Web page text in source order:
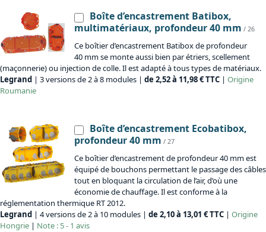
Boîte d’encastrement Batibox,
multimatériaux, profondeur 40 mm / 26
Ce boîtier d’encastrement Batibox de profondeur
40 mm se monte aussi bien par étriers, scellement
(maçonnerie) ou injection de colle. Il est adapté à tous types de matériaux.
Legrand | 3 versions de 2 à 8 modules | de 2,52 à 11,98 € TTC | Origine
Roumanie
Boîte d’encastrement Ecobatibox,
profondeur 40 mm / 27
Ce boîtier d’encastrement de profondeur 40 mm est
équipé de bouchons permettant le passage des câbles
tout en bloquant la circulation de l’air, d’où une
économie de chauffage. Il est conforme à la
réglementation thermique RT 2012.
Legrand | 4 versions de 2 à 10 modules | de 2,10 à 13,01 € TTC | Origine
Hongrie | Note : 5 - 1 avis